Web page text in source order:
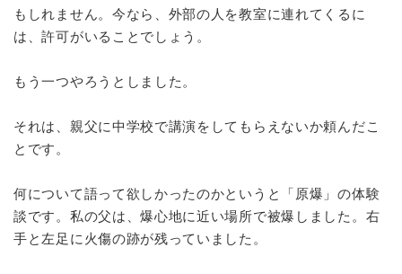
もしれません。今なら、外部の人を教室に連れてくるに
は、許可がいることでしょう。
もう一つやろうとしました。
それは、親父に中学校で講演をしてもらえないか頼んだこ
とです。
何について語って欲しかったのかというと「原爆」の体験
談です。私の父は、爆心地に近い場所で被爆しました。右
手と左足に火傷の跡が残っていました。